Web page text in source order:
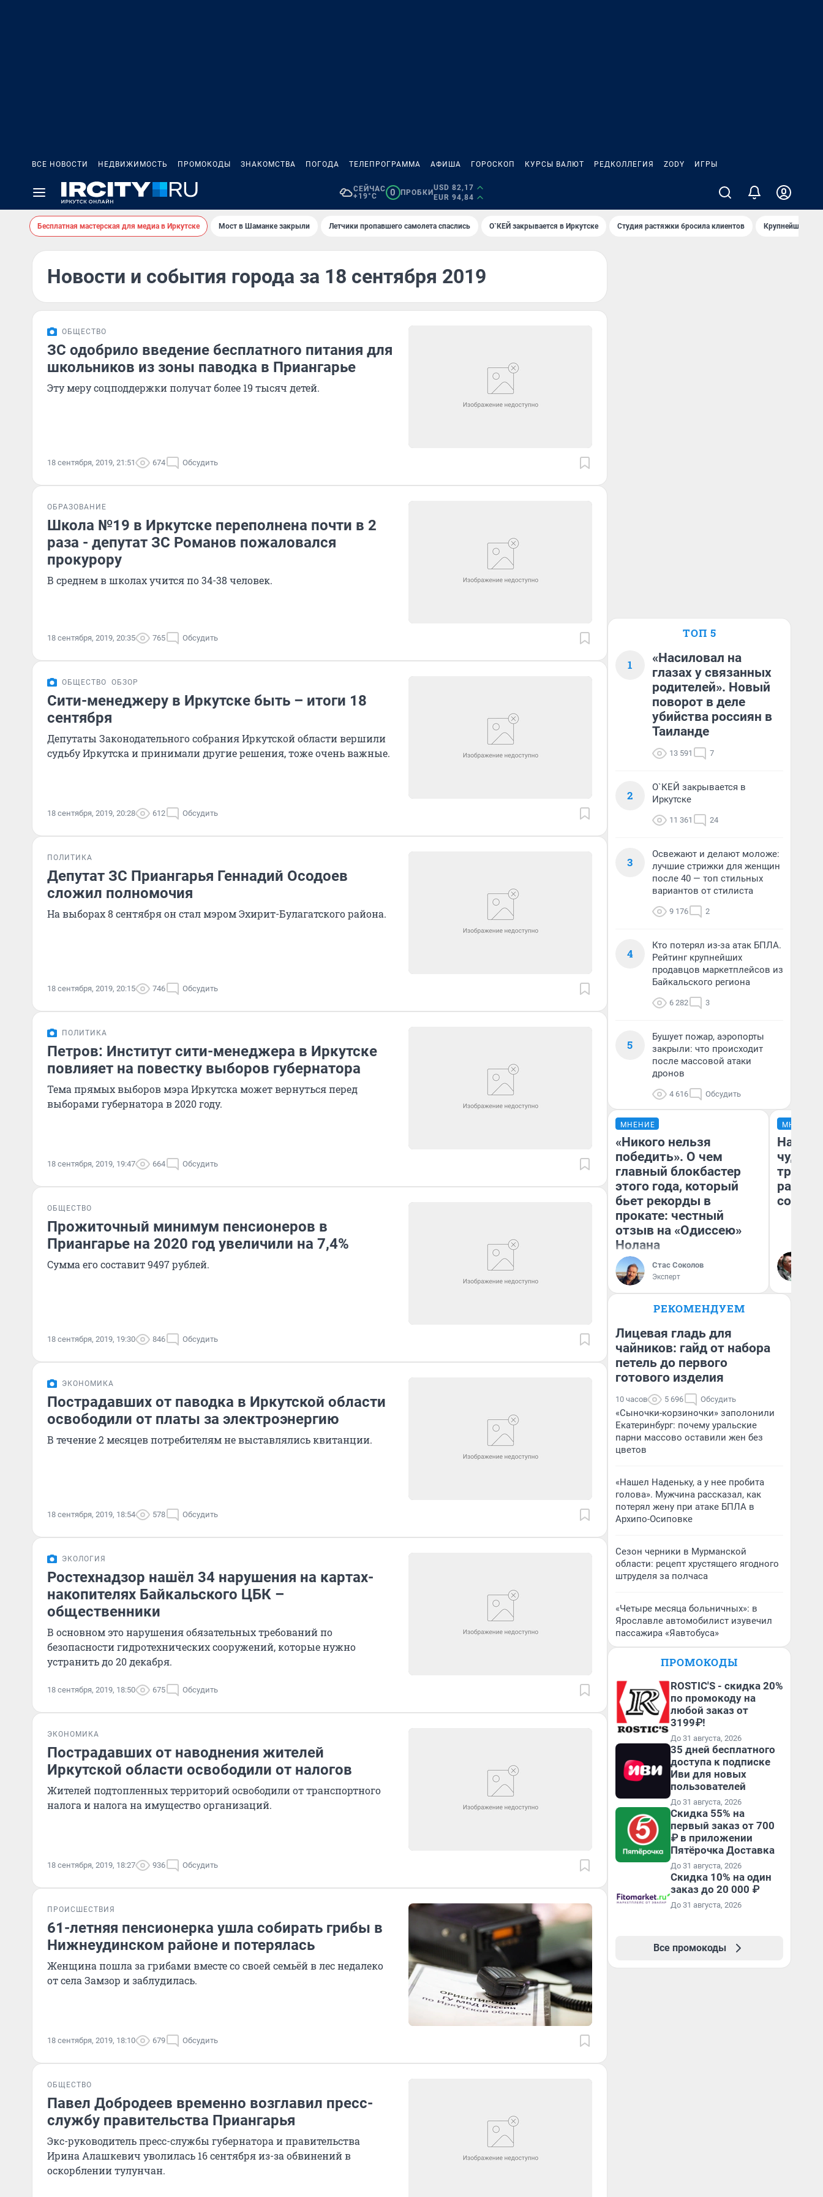
ВСЕ НОВОСТИ НЕДВИЖИМОСТЬ ПРОМОКОДЫ ЗНАКОМСТВА ПОГОДА ТЕЛЕПРОГРАММА АФИША ГОРОСКОП КУРСЫ ВАЛЮТ РЕДКОЛЛЕГИЯ ZODY ИГРЫ
СЕЙЧАС
+19°C
0 ПРОБКИ
USD 82,17
EUR 94,84
Бесплатная мастерская для медиа в Иркутске Мост в Шаманке закрыли Летчики пропавшего самолета спаслись О`КЕЙ закрывается в Иркутске Студия растяжки бросила клиентов Крупнейшие
Новости и события города за 18 сентября 2019
ОБЩЕСТВО
ЗС одобрило введение бесплатного питания для
школьников из зоны паводка в Приангарье
Эту меру соцподдержки получат более 19 тысяч детей.
18 сентября, 2019, 21:51 674 Обсудить
ОБРАЗОВАНИЕ
Школа №19 в Иркутске переполнена почти в 2
раза - депутат ЗС Романов пожаловался
прокурору
В среднем в школах учится по 34-38 человек.
18 сентября, 2019, 20:35 765 Обсудить
ОБЩЕСТВО ОБЗОР
Сити-менеджеру в Иркутске быть – итоги 18
сентября
Депутаты Законодательного собрания Иркутской области вершили
судьбу Иркутска и принимали другие решения, тоже очень важные.
18 сентября, 2019, 20:28 612 Обсудить
ПОЛИТИКА
Депутат ЗС Приангарья Геннадий Осодоев
сложил полномочия
На выборах 8 сентября он стал мэром Эхирит-Булагатского района.
18 сентября, 2019, 20:15 746 Обсудить
ПОЛИТИКА
Петров: Институт сити-менеджера в Иркутске
повлияет на повестку выборов губернатора
Тема прямых выборов мэра Иркутска может вернуться перед
выборами губернатора в 2020 году.
18 сентября, 2019, 19:47 664 Обсудить
ОБЩЕСТВО
Прожиточный минимум пенсионеров в
Приангарье на 2020 год увеличили на 7,4%
Сумма его составит 9497 рублей.
18 сентября, 2019, 19:30 846 Обсудить
ЭКОНОМИКА
Пострадавших от паводка в Иркутской области
освободили от платы за электроэнергию
В течение 2 месяцев потребителям не выставлялись квитанции.
18 сентября, 2019, 18:54 578 Обсудить
ЭКОЛОГИЯ
Ростехнадзор нашёл 34 нарушения на картах-
накопителях Байкальского ЦБК –
общественники
В основном это нарушения обязательных требований по
безопасности гидротехнических сооружений, которые нужно
устранить до 20 декабря.
18 сентября, 2019, 18:50 675 Обсудить
ЭКОНОМИКА
Пострадавших от наводнения жителей
Иркутской области освободили от налогов
Жителей подтопленных территорий освободили от транспортного
налога и налога на имущество организаций.
18 сентября, 2019, 18:27 936 Обсудить
ПРОИСШЕСТВИЯ
61-летняя пенсионерка ушла собирать грибы в
Нижнеудинском районе и потерялась
Женщина пошла за грибами вместе со своей семьёй в лес недалеко
от села Замзор и заблудилась.
18 сентября, 2019, 18:10 679 Обсудить
ОБЩЕСТВО
Павел Добродеев временно возглавил пресс-
службу правительства Приангарья
Экс-руководитель пресс-службы губернатора и правительства
Ирина Алашкевич уволилась 16 сентября из-за обвинений в
оскорблении тулунчан.
ТОП 5
1
«Насиловал на
глазах у связанных
родителей». Новый
поворот в деле
убийства россиян в
Таиланде
13 591 7
2
О`КЕЙ закрывается в
Иркутске
11 361 24
3
Освежают и делают моложе:
лучшие стрижки для женщин
после 40 — топ стильных
вариантов от стилиста
9 176 2
4
Кто потерял из-за атак БПЛА.
Рейтинг крупнейших
продавцов маркетплейсов из
Байкальского региона
6 282 3
5
Бушует пожар, аэропорты
закрыли: что происходит
после массовой атаки
дронов
4 616 Обсудить
МНЕНИЕ
«Никого нельзя
победить». О чем
главный блокбастер
этого года, который
бьет рекорды в
прокате: честный
отзыв на «Одиссею»
Нолана
Стас Соколов
Эксперт
МНЕНИЕ
чудом
РЕКОМЕНДУЕМ
Лицевая гладь для
чайников: гайд от набора
петель до первого
готового изделия
10 часов 5 696 Обсудить
«Сыночки-корзиночки» заполонили
Екатеринбург: почему уральские
парни массово оставили жен без
цветов
«Нашел Наденьку, а у нее пробита
голова». Мужчина рассказал, как
потерял жену при атаке БПЛА в
Архипо-Осиповке
Сезон черники в Мурманской
области: рецепт хрустящего ягодного
штруделя за полчаса
«Четыре месяца больничных»: в
Ярославле автомобилист изувечил
пассажира «Яавтобуса»
ПРОМОКОДЫ
ROSTIC'S - скидка 20%
по промокоду на
любой заказ от
3199₽!
До 31 августа, 2026
35 дней бесплатного
доступа к подписке
Иви для новых
пользователей
До 31 августа, 2026
Скидка 55% на
первый заказ от 700
₽ в приложении
Пятёрочка Доставка
До 31 августа, 2026
Скидка 10% на один
заказ до 20 000 ₽
До 31 августа, 2026
Все промокоды